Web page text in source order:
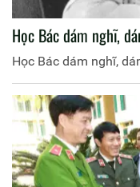
Học Bác dám nghĩ,
Học Bác dám nghĩ,